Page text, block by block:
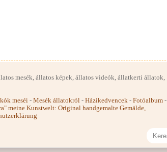
mesék, állatos képek, állatos videók, állatkerti állatok,
meséi - Mesék állatokról - Házikedvencek - Fotóalbum -
meine Kunstwelt: Original handgemalte Gemälde,